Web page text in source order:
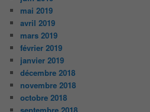
mai 2019
avril 2019
mars 2019
février 2019
janvier 2019
décembre 2018
novembre 2018
octobre 2018